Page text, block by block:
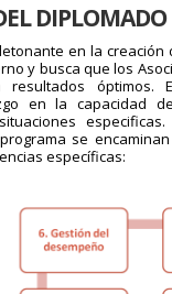
DIPLOMADO
en la creación
y busca que los
resultados óptimos.
en la capacidad
se
específicas: